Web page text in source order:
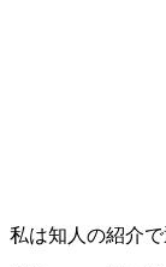
私は知人の紹介